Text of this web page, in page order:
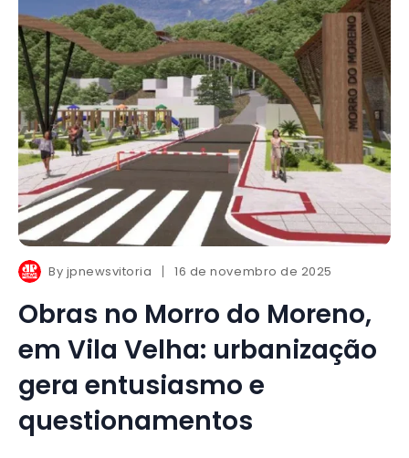
By jpnewsvitoria 16 de novembro de 2025
Obras no Morro do Moreno,
em Vila Velha: urbanização
gera entusiasmo e
questionamentos